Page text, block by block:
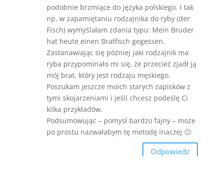
podobnie brzmiące do języka polskiego. I tak
np. w zapamiętaniu rodzajnika do ryby (der
Fisch) wymyślałam zdania typu: Mein Bruder
hat heute einen Bratfisch gegessen.
Zastanawiając się później jaki rodzajnik ma
ryba przypominało mi się, że przecież zjadł ją
mój brat, który jest rodzaju męskiego.
Poszukam jeszcze moich starych zapisków z
tymi skojarzeniami i jeśli chcesz podeślę Ci
kilka przykładów.
Podsumowując – pomysł bardzo fajny – może
po prostu nazwałabym tę metodę inaczej 🙂
Odpowiedz